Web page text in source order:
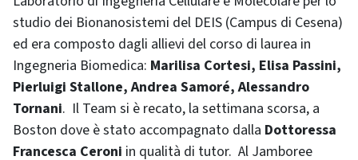
studio dei Bionanosistemi del DEIS (Campus di Cesena)
ed era composto dagli allievi del corso di laurea in
Ingegneria Biomedica: Marilisa Cortesi, Elisa Passini,
Pierluigi Stallone, Andrea Samoré, Alessandro
Tornani. Il Team si è recato, la settimana scorsa, a
Boston dove è stato accompagnato dalla Dottoressa
Francesca Ceroni in qualità di tutor. Al Jamboree